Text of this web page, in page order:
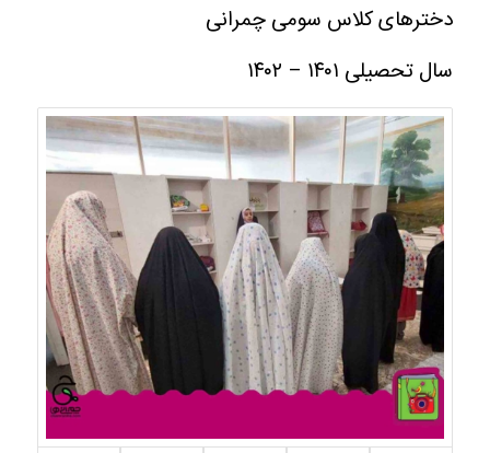
دخترهای کلاس سومی چمرانی
سال تحصیلی ۱۴۰۱ – ۱۴۰۲